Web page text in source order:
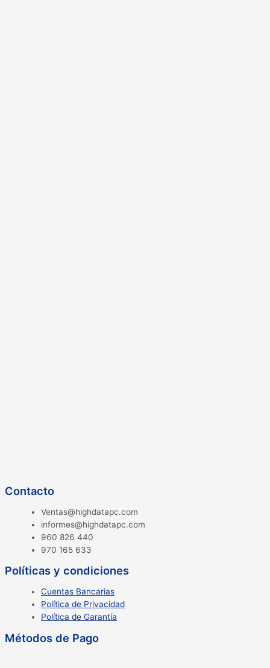
Contacto
Ventas@highdatapc.com
informes@highdatapc.com
960 826 440
970 165 633
Políticas y condiciones
Cuentas Bancarias
Política de Privacidad
Política de Garantía
Métodos de Pago